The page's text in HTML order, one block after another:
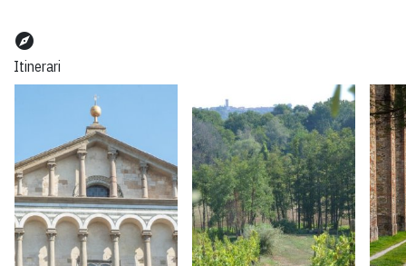
explore
Itinerari